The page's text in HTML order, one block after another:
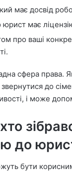
має досвід
має
про ваші
сфера права.
до
і може
до
бути